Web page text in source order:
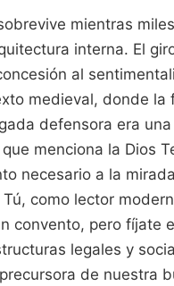
mientras
interna. El
al
medieval, donde
defensora era
menciona la Dios
necesario a la
como lector
convento, pero fíjate
legales y
de nuestra